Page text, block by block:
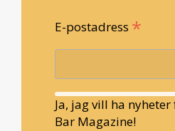
E-postadress *
Ja, jag vill ha
Bar Magazine!